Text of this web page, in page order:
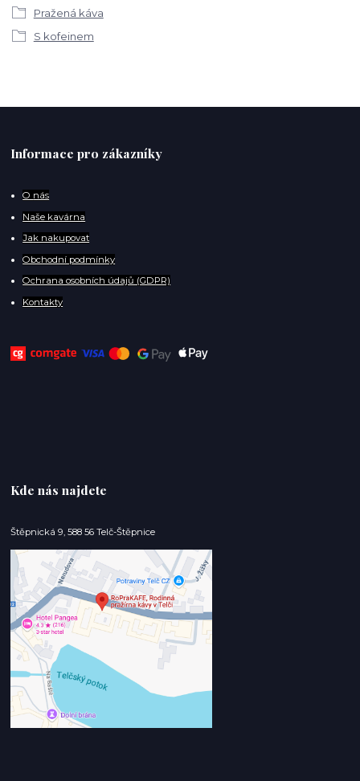
Pražená káva
S kofeinem
Informace pro zákazníky
O nás
Naše kavárna
Jak nakupovat
Obchodní podmínky
Ochrana osobních údajů (GDPR)
Kontakty
Kde nás najdete
Štěpnická 9, 588 56 Telč-Štěpnice